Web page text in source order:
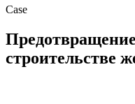
Case
строительстве